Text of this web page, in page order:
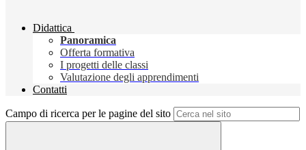
Didattica
Panoramica
Offerta formativa
I progetti delle classi
Valutazione degli apprendimenti
Contatti
Campo di ricerca per le pagine del sito